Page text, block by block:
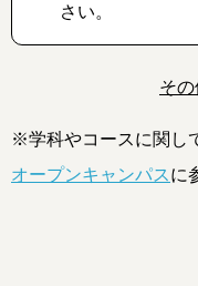
さい。
そ
※学科やコースに関し
オープンキャンパスに